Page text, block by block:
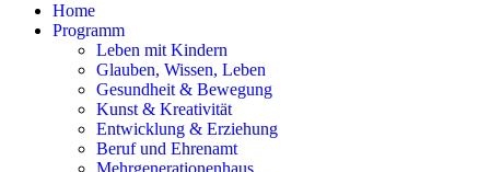
Home
Programm
Leben mit Kindern
Glauben, Wissen, Leben
Gesundheit & Bewegung
Kunst & Kreativität
Entwicklung & Erziehung
Beruf und Ehrenamt
Mehrgenerationenhaus